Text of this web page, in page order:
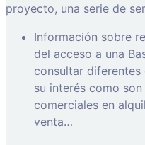
proyecto, una serie de
Información sobre
del acceso a una
consultar diferentes
su interés como
comerciales en
venta…